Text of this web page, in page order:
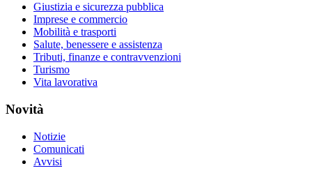
Giustizia e sicurezza pubblica
Imprese e commercio
Mobilità e trasporti
Salute, benessere e assistenza
Tributi, finanze e contravvenzioni
Turismo
Vita lavorativa
Novità
Notizie
Comunicati
Avvisi